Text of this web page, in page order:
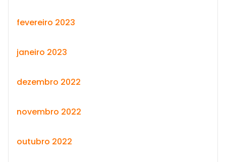
fevereiro 2023
janeiro 2023
dezembro 2022
novembro 2022
outubro 2022